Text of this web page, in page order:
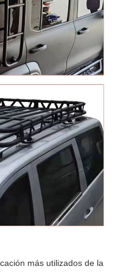
más utilizados de la